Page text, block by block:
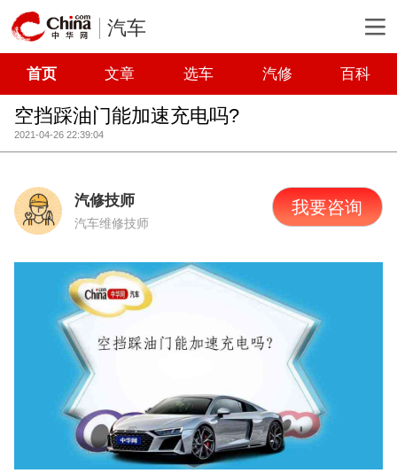
汽车
首页 文章 选车 汽修 百科
空挡踩油门能加速充电吗?
2021-04-26 22:39:04
汽修技师
汽车维修技师
我要咨询